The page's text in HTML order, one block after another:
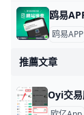
鸥易APP
推薦文章